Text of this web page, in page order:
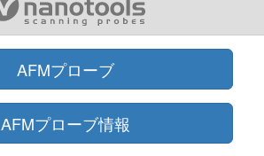
AFMプローブ
AFMプローブ情報